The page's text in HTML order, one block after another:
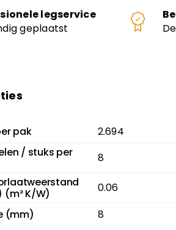
legservice
geplaatst
pak
2.694
/ stuks per
8
K/W)
0.06
(mm)
8